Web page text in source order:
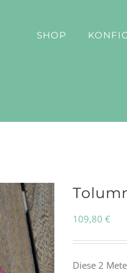
SHOP
109,80 €
Diese 2